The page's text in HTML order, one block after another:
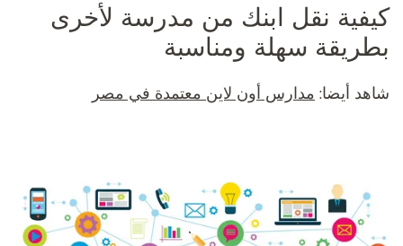
كيفية نقل ابنك من مدرسة لأخرى
بطريقة سهلة ومناسبة
شاهد أيضا: مدارس أون لاين معتمدة في مصر